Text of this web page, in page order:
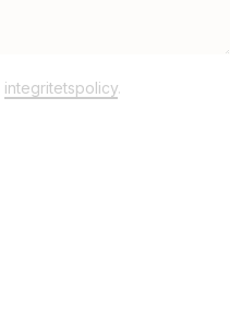
integritetspolicy.